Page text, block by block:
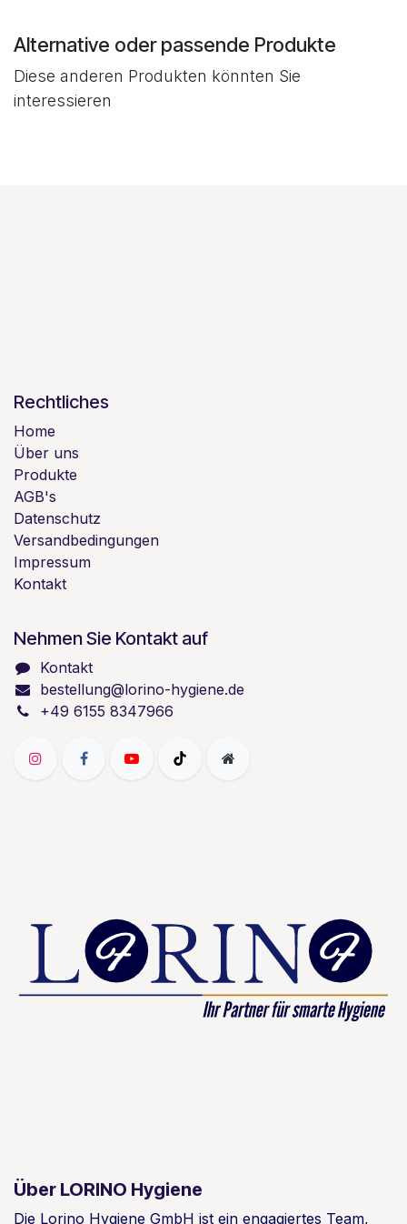
Alternative oder passende Produkte
Diese anderen Produkten könnten Sie
interessieren
Rechtliches
Home
Über uns
Produkte
AGB's
Datenschutz
Versandbedingungen
Impressum
Kontakt
Nehmen Sie Kontakt auf
Kontakt
bestellung@lorino-hygiene.de
+49 6155 8347966
Über LORINO Hygiene
Die Lorino Hygiene GmbH ist ein engagiertes Team,